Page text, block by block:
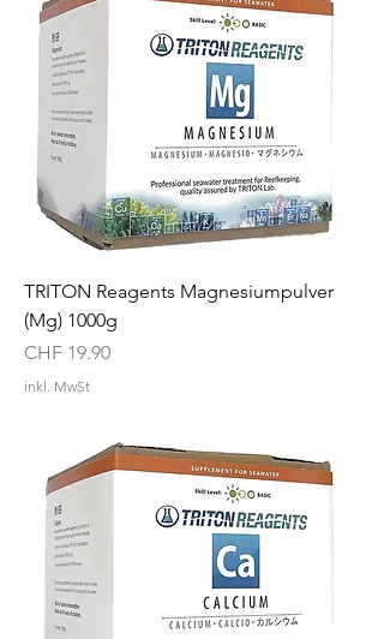
TRITON Reagents Magnesiumpulver
(Mg) 1000g
Preis
CHF 19.90
inkl. MwSt